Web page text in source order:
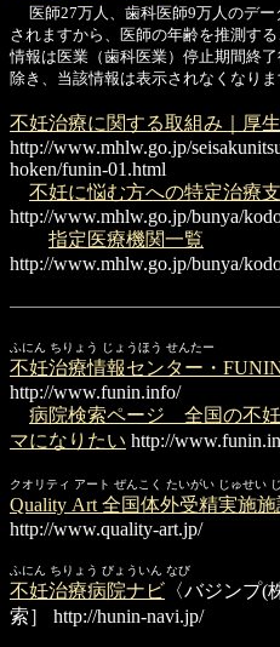
医師27万人、歯科医師9万人のデ
されますから、医師の年齢を推測す
情報は医業（歯科医業）停止期間終
除き、当該情報は表示されなくなりま
不妊治療に関する取組み｜厚
http://www.mhlw.go.jp/
hoken/funin-01.html
不妊に悩む方への特定治療
http://www.mhlw.go.jp/bunya/
指定医療機関一覧
http://www.mhlw.go.jp/bunya/
ふにん ちりょう じょうほう せんたー
不妊治療情報センター・
http://www.funin.info/
病院検索ページ 全国の不
マになりたい http://
クオリティ アート ぜんこく たいがい じゅせい
Quality Art 全国体外受精実施
http://www.quality-art.jp/
ふにん ちりょう びょういん なび
不妊治療病院ナビ 〈バジンプ
索］
http://hunin-navi.jp/